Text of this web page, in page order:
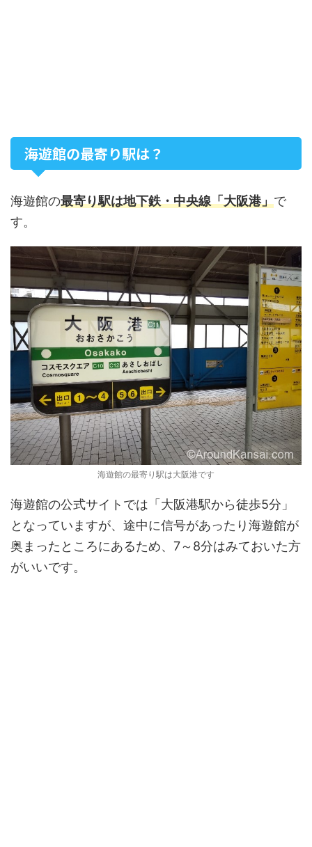
海遊館の最寄り駅は？
海遊館の最寄り駅は地下鉄・中央線「大阪港」で
す。
海遊館の最寄り駅は大阪港です
海遊館の公式サイトでは「大阪港駅から徒歩5分」
となっていますが、途中に信号があったり海遊館が
奥まったところにあるため、7～8分はみておいた方
がいいです。